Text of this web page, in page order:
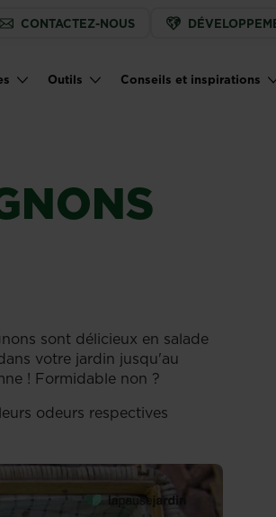
CONTACTEZ-NOUS
Outils Conseils et inspirations
sont délicieux en salade
votre jardin jusqu'au
! Formidable non ?
odeurs respectives